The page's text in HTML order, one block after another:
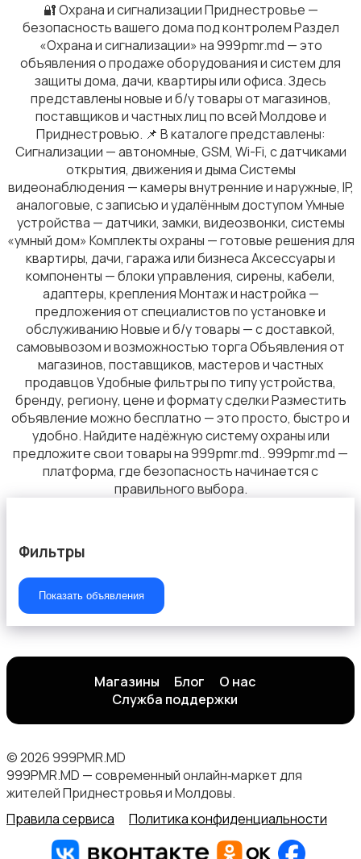
Столы и стулья2
Садовая мебель
Сад и огород
Растения и семена
Посуда
Подставки и тумбы
Охрана и сигнализации
🔐 Охрана и сигнализации Приднестровье —
безопасность вашего дома под контролем Раздел
«Охрана и сигнализации» на 999pmr.md — это
объявления о продаже оборудования и систем для
защиты дома, дачи, квартиры или офиса. Здесь
представлены новые и б/у товары от магазинов,
поставщиков и частных лиц по всей Молдове и
Приднестровью. 📌 В каталоге представлены:
Сигнализации — автономные, GSM, Wi-Fi, с датчиками
открытия, движения и дыма Системы
видеонаблюдения — камеры внутренние и наружные, IP,
аналоговые, с записью и удалённым доступом Умные
устройства — датчики, замки, видеозвонки, системы
«умный дом» Комплекты охраны — готовые решения для
квартиры, дачи, гаража или бизнеса Аксессуары и
компоненты — блоки управления, сирены, кабели,
адаптеры, крепления Монтаж и настройка —
предложения от специалистов по установке и
обслуживанию Новые и б/у товары — с доставкой,
самовывозом и возможностью торга Объявления от
магазинов, поставщиков, мастеров и частных
продавцов Удобные фильтры по типу устройства,
бренду, региону, цене и формату сделки Разместить
объявление можно бесплатно — это просто, быстро и
удобно. Найдите надёжную систему охраны или
предложите свои товары на 999pmr.md.. 999pmr.md —
платформа, где безопасность начинается с
правильного выбора.
Фильтры
Показать объявления
Магазины Блог
О нас
Служба поддержки
© 2026 999PMR.MD
999PMR.MD — современный онлайн‑маркет для
жителей Приднестровья и Молдовы.
Правила сервиса
Политика конфиденциальности